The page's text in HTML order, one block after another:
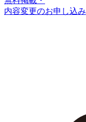
内容変更のお申し込み